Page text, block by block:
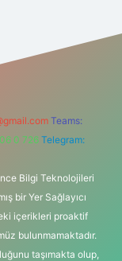
iyi bahis sitesi
Teams:
0 726 Telegram:
Bilgi Teknolojileri
bir Yer Sağlayıcı
içerikleri proaktif
bulunmamaktadır.
taşımakta olup,